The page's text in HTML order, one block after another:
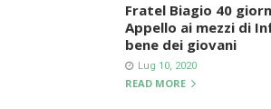
Fratel Biagio 40
Appello ai mezzi di
bene dei giovani
Lug 10, 2020
READ MORE